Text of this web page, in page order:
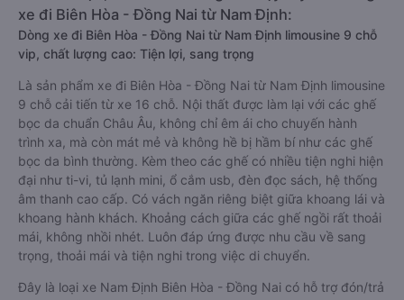
xe đi Biên Hòa - Đồng Nai từ Nam Định:
Dòng xe đi Biên Hòa - Đồng Nai từ Nam Định limousine 9 chỗ
vip, chất lượng cao: Tiện lợi, sang trọng
Là sản phẩm xe đi Biên Hòa - Đồng Nai từ Nam Định limousine
9 chỗ cải tiến từ xe 16 chỗ. Nội thất được làm lại với các ghế
bọc da chuẩn Châu Âu, không chỉ êm ái cho chuyến hành
trình xa, mà còn mát mẻ và không hề bị hầm bí như các ghế
bọc da bình thường. Kèm theo các ghế có nhiều tiện nghi hiện
đại như ti-vi, tủ lạnh mini, ổ cắm usb, đèn đọc sách, hệ thống
âm thanh cao cấp. Có vách ngăn riêng biệt giữa khoang lái và
khoang hành khách. Khoảng cách giữa các ghế ngồi rất thoải
mái, không nhồi nhét. Luôn đáp ứng được nhu cầu về sang
trọng, thoải mái và tiện nghi trong việc di chuyển.
Đây là loại xe Nam Định Biên Hòa - Đồng Nai có hỗ trợ đón/trả